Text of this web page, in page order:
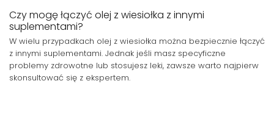
Czy mogę łączyć olej z wiesiołka z innymi
suplementami?
W wielu przypadkach olej z wiesiołka można bezpiecznie łączyć
z innymi suplementami. Jednak jeśli masz specyficzne
problemy zdrowotne lub stosujesz leki, zawsze warto najpierw
skonsultować się z ekspertem.